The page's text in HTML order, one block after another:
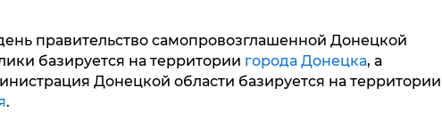
правительство самопровозглашенной Донецкой
базируется на территории города Донецка, а
Донецкой области базируется на территории
.